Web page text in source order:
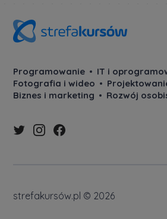
Programowanie
IT i
Fotografia i wideo
Biznes i marketing
Rozwój
strefakursów.pl © 2026